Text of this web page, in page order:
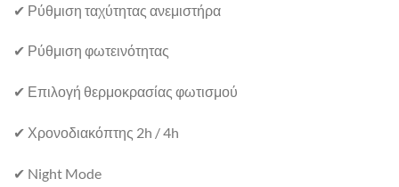
✔ Ρύθμιση ταχύτητας ανεμιστήρα
✔ Ρύθμιση φωτεινότητας
✔ Επιλογή θερμοκρασίας φωτισμού
✔ Χρονοδιακόπτης 2h / 4h
✔ Night Mode